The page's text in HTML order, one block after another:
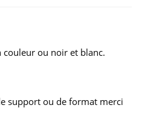
couleur ou noir et blanc.
support ou de format merci